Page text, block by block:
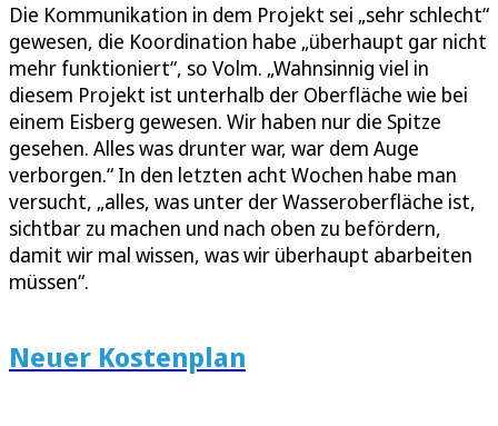
Die Kommunikation in dem Projekt sei „sehr schlecht“
gewesen, die Koordination habe „überhaupt gar nicht
mehr funktioniert“, so Volm. „Wahnsinnig viel in
diesem Projekt ist unterhalb der Oberfläche wie bei
einem Eisberg gewesen. Wir haben nur die Spitze
gesehen. Alles was drunter war, war dem Auge
verborgen.“ In den letzten acht Wochen habe man
versucht, „alles, was unter der Wasseroberfläche ist,
sichtbar zu machen und nach oben zu befördern,
damit wir mal wissen, was wir überhaupt abarbeiten
müssen“.
Neuer Kostenplan